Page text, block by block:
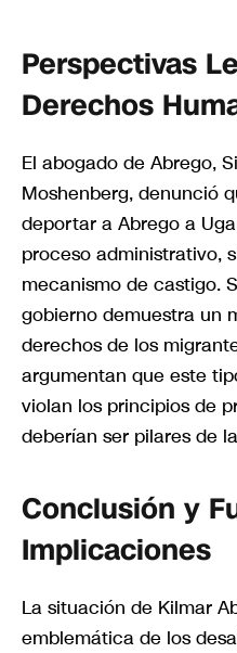
Perspectivas
Derechos
El abogado de Abrego,
Moshenberg, denunció
deportar a Abrego a
proceso administrativo,
mecanismo de castigo.
gobierno demuestra un
derechos de los
argumentan que este
violan los principios de
deberían ser pilares de
Conclusión y
Implicaciones
La situación de Kilmar
emblemática de los